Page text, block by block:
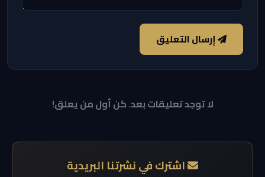
إرسال التعليق
لا توجد تعليقات بعد. كن أول من يعلق!
اشترك في نشرتنا البريدية